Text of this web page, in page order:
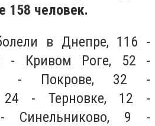
158 человек.
в Днепре, 116 -
- Кривом Роге, 52 -
- Покрове, 32 -
24 - Терновке, 12 -
Синельниково, 9 -